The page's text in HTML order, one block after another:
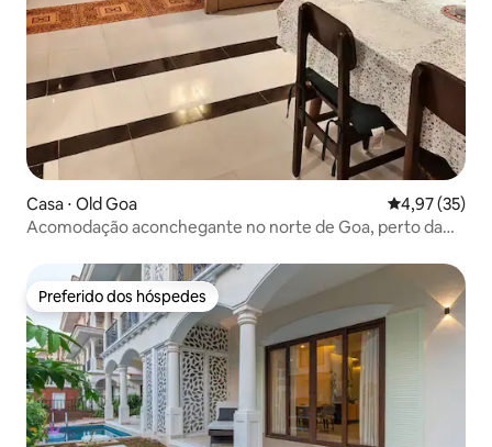
Casa ⋅ Old Goa 4,97 de uma
4,97 (35)
Acomodação aconchegante no norte de Goa, perto da
Preferido dos hóspedes
Preferido dos hóspedes